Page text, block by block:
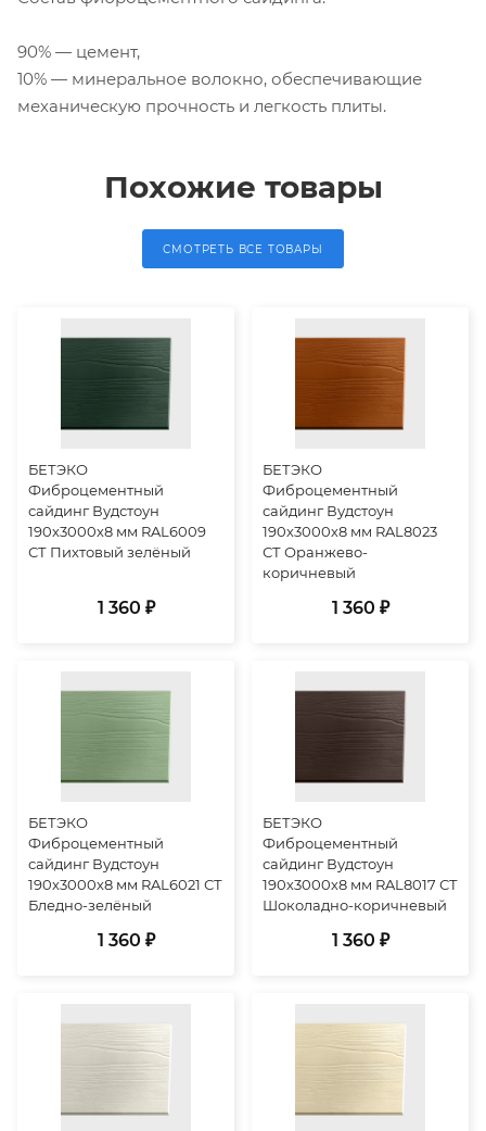
90% — цемент,
10% — минеральное волокно, обеспечивающие
механическую прочность и легкость плиты.
Похожие товары
СМОТРЕТЬ ВСЕ ТОВАРЫ
БЕТЭКО
Фиброцементный
сайдинг Вудстоун
190х3000х8 мм RAL6009
СТ Пихтовый зелёный
1 360 ₽
БЕТЭКО
Фиброцементный
сайдинг Вудстоун
190х3000х8 мм RAL8023
СТ Оранжево-
коричневый
1 360 ₽
БЕТЭКО
Фиброцементный
сайдинг Вудстоун
190х3000х8 мм RAL6021 СТ
Бледно-зелёный
1 360 ₽
БЕТЭКО
Фиброцементный
сайдинг Вудстоун
190х3000х8 мм RAL8017 СТ
Шоколадно-коричневый
1 360 ₽